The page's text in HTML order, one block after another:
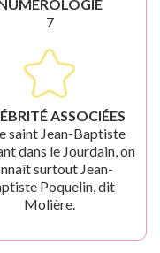
7
ASSOCIÉES
saint Jean-Baptiste
dans le Jourdain, on
surtout Jean-
Poquelin, dit
Molière.